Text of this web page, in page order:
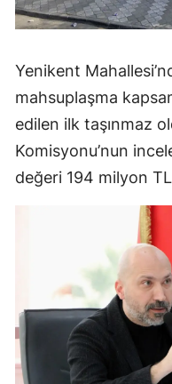
Yenikent
mahsuplaşma
edilen ilk taşınmaz
Komisyonu’nun
değeri 194 milyon